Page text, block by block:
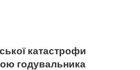
катастрофи
годувальника